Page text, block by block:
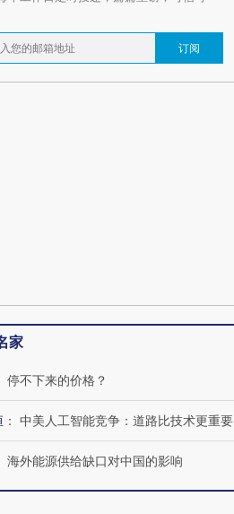
订阅
家
停不下来的价格？
： 中美人工智能竞争：道路比技术更重要
海外能源供给缺口对中国的影响